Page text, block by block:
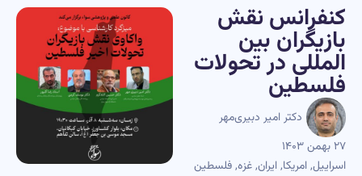
کنفرانس نقش
بازیگران بین
المللی در تحولات
فلسطین
دکتر امیر دبیری‌مهر
۲۷ بهمن ۱۴۰۳
اسراییل,امریکا,ایران,غزه,فلسطین